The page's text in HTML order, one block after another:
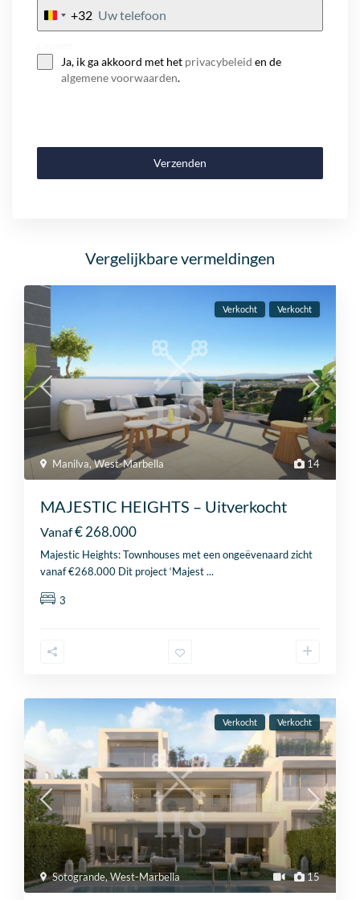
Belgium
+32
Ja, ik ga akkoord met het privacybeleid en de
algemene voorwaarden.
Verzenden
Vergelijkbare vermeldingen
14
Manilva,West-Marbella
Verkocht Verkocht
MAJESTIC HEIGHTS – Uitverkocht
Vanaf€ 268.000
Majestic Heights: Townhouses met een ongeëvenaard zicht
vanaf €268.000 Dit project ‘Majest...
3
15
Sotogrande,West-Marbella
Verkocht Verkocht